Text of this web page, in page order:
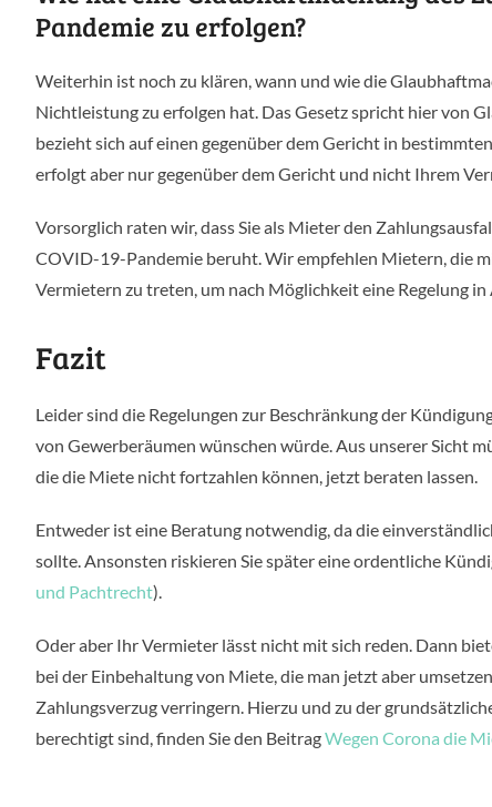
Pandemie zu erfolgen?
Weiterhin ist noch zu klären, wann und wie die
Nichtleistung zu erfolgen hat. Das Gesetz spricht hier von
bezieht sich auf einen gegenüber dem Gericht in
erfolgt aber nur gegenüber dem Gericht und nicht Ihrem
Vorsorglich raten wir, dass Sie als Mieter den
COVID-19-Pandemie beruht. Wir empfehlen Mietern, die
Vermietern zu treten, um nach Möglichkeit eine Regelung
Fazit
Leider sind die Regelungen zur Beschränkung der
von Gewerberäumen wünschen würde. Aus unserer Sicht
die die Miete nicht fortzahlen können, jetzt beraten lassen.
Entweder ist eine Beratung notwendig, da die
sollte. Ansonsten riskieren Sie später eine ordentliche
und Pachtrecht).
Oder aber Ihr Vermieter lässt nicht mit sich reden. Dann
bei der Einbehaltung von Miete, die man jetzt aber
Zahlungsverzug verringern. Hierzu und zu der
berechtigt sind, finden Sie den BeitragWegen Corona die